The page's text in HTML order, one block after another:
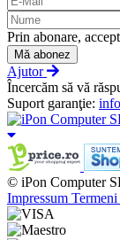
Prin abonare, accept
Mă abonez
Ajutor
Încercăm să vă
Suport garanţie:
© iPon Computer
Impressum